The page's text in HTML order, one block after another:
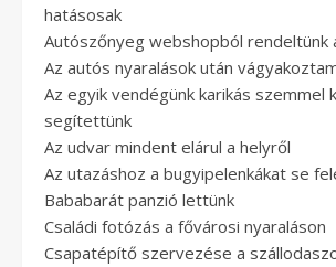
hatásosak
Autószőnyeg webshopból rendeltünk
Az autós nyaralások után
Az egyik vendégünk karikás szemmel
segítettünk
Az udvar mindent elárul a helyről
Az utazáshoz a bugyipelenkákat se
Bababarát panzió lettünk
Családi fotózás a fővárosi nyaraláson
Csapatépítő szervezése a